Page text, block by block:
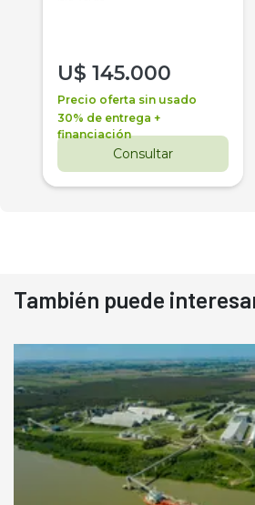
U$ 145.000
Precio oferta sin usado
30% de entrega +
financiación
Consultar
También puede